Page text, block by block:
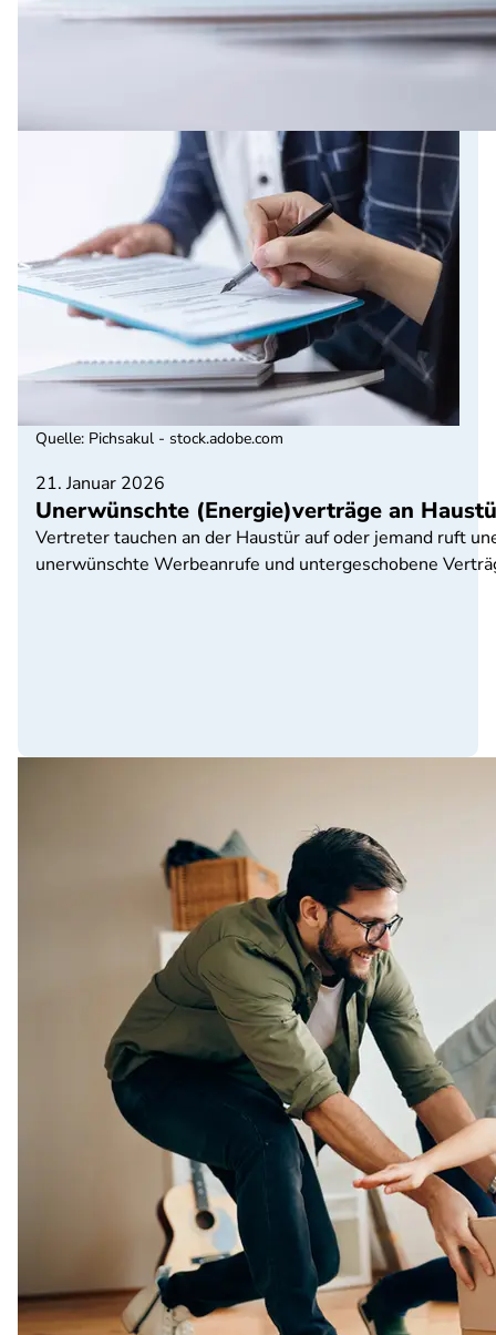
21. Januar 2026
Unerwünschte (Energie)verträge an
Vertreter tauchen an der Haustür auf oder jemand ruft
unerwünschte Werbeanrufe und untergeschobene
Quelle: Pichsakul - stock.adobe.com